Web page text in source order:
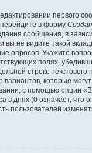
первого
в форму
сообщения, в
вы не видите такой
опросов. Укажите
полях,
строке текстового
вариантов, которые
с помощью опции
в днях (0 означает, что
пользователей